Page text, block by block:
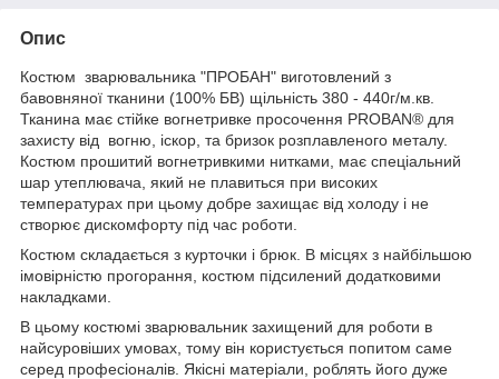
Опис
Костюм зварювальника "ПРОБАН" виготовлений з
бавовняної тканини (100% БВ) щільність 380 - 440г/м.кв.
Тканина має стійке вогнетривке просочення PROBAN® для
захисту від вогню, іскор, та бризок розплавленого металу.
Костюм прошитий вогнетривкими нитками, має спеціальний
шар утеплювача, який не плавиться при високих
температурах при цьому добре захищає від холоду і не
створює дискомфорту під час роботи.
Костюм складається з курточки і брюк. В місцях з найбільшою
імовірністю прогорання, костюм підсилений додатковими
накладками.
В цьому костюмі зварювальник захищений для роботи в
найсуровіших умовах, тому він користується попитом саме
серед професіоналів. Якісні матеріали, роблять його дуже